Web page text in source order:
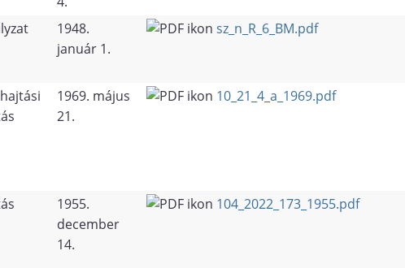
1948.
január 1.
sz_n_R_6_BM.pdf
1969. május
21.
10_21_4_a_1969.pdf
1955.
december
14.
104_2022_173_1955.pdf